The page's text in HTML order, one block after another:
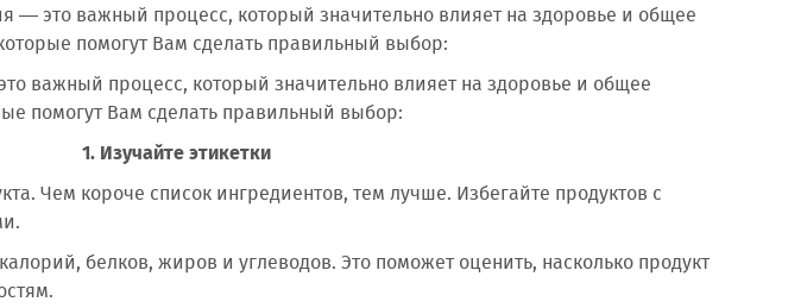
— это важный процесс, который значительно влияет на здоровье и общее
помогут Вам сделать правильный выбор:
важный процесс, который значительно влияет на здоровье и общее
помогут Вам сделать правильный выбор:
1. Изучайте этикетки
Чем короче список ингредиентов, тем лучше. Избегайте продуктов с
белков, жиров и углеводов. Это поможет оценить, насколько продукт